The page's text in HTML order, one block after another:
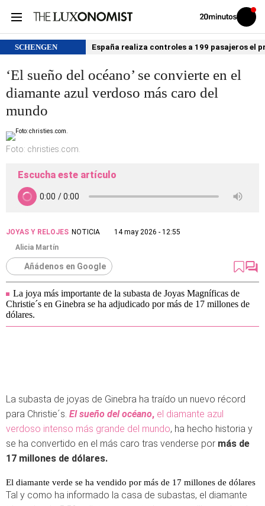
Volver
Iniciar
sesión
SCHENGEN España realiza controles a 199 pasajeros el
‘El sueño del océano’ se convierte en el
diamante azul verdoso más caro del
mundo
Foto: christies.com.
Escucha este artículo
JOYAS Y RELOJES NOTICIA
14 may 2026 - 12:55
Alicia Martín
Añádenos en Google
La joya más importante de la subasta de Joyas Magníficas de
Christie´s en Ginebra se ha adjudicado por más de 17 millones de
dólares.
La subasta de joyas de Ginebra ha traído un nuevo récord
para Christie´s. El sueño del océano, el diamante azul
verdoso intenso más grande del mundo, ha hecho historia y
se ha convertido en el más caro tras venderse por más de
17 millones de dólares.
El diamante verde se ha vendido por más de 17 millones de dólares
Tal y como ha informado la casa de subastas, el diamante